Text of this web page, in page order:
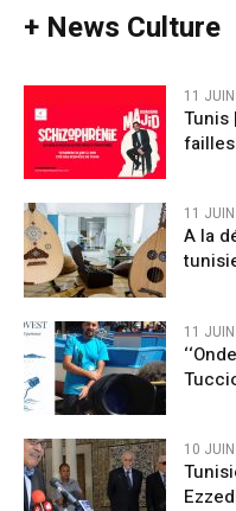
+ News Culture
11
Tunis
failles
11
A la
11
10